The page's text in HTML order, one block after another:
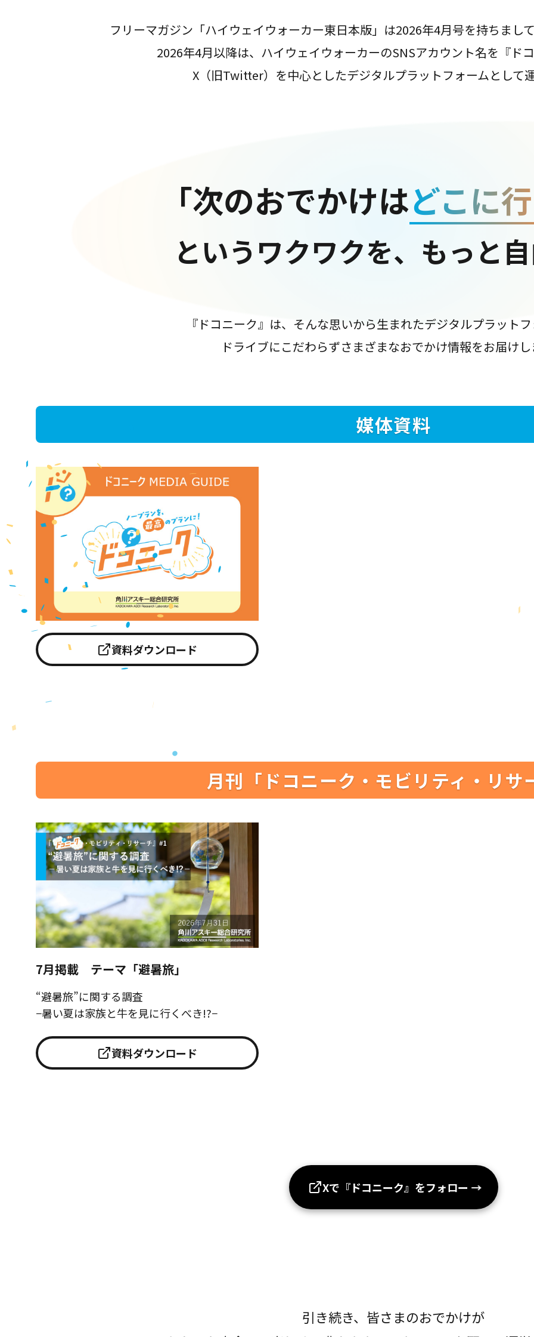
フリーマガジン「ハイウェイウォーカー東日本版」は2026年4月号を持ちまし
2026年4月以降は、ハイウェイウォーカーのSNSアカウント名を『ド
X（旧Twitter）を中心としたデジタルプラットフォームとして
「次のおでかけはどこに
というワクワクを、もっと
『ドコニーク』は、そんな思いから生まれたデジタルプラット
ドライブにこだわらずさまざまなおでかけ情報をお届け
媒体資料
資料ダウンロード
月刊「ドコニーク・モビリティ・リサ
7月掲載 テーマ「避暑旅」
“避暑旅”に関する調査
−暑い夏は家族と牛を見に行くべき!?−
資料ダウンロード
Xで『ドコニーク』をフォロー →
引き続き、皆さまのおでかけが